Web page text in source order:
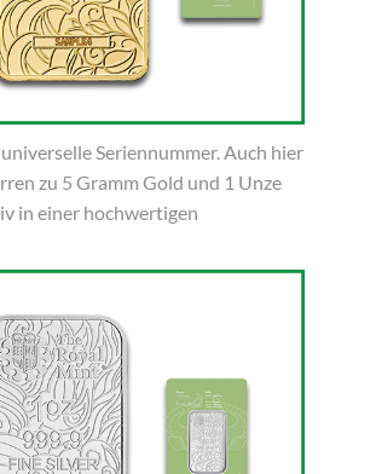
Seriennummer. Auch hier
zu 5 Gramm Gold und 1 Unze
in einer hochwertigen